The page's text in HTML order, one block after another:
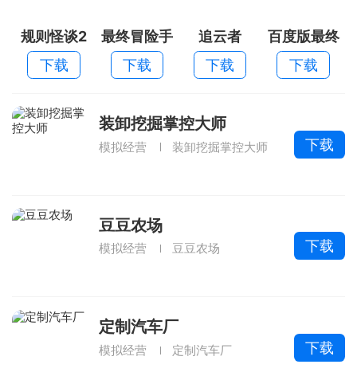
规则怪谈2
下载
最终冒险手
游果盘版
下载
追云者
下载
百度版最终
冒险
下载
装卸挖掘掌控大师
模拟经营 装卸挖掘掌控大师 下载
豆豆农场
模拟经营 豆豆农场 下载
定制汽车厂
模拟经营 定制汽车厂 下载